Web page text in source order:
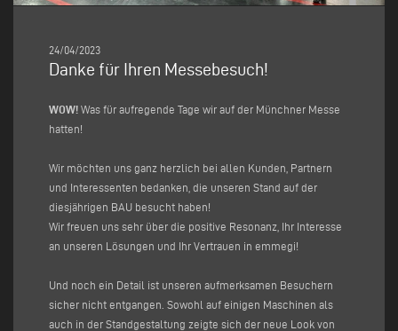
24/04/2023
Danke für Ihren Messebesuch!
WOW! Was für aufregende Tage wir auf der Münchner Messe
hatten!
Wir möchten uns ganz herzlich bei allen Kunden, Partnern
und Interessenten bedanken, die unseren Stand auf der
diesjährigen BAU besucht haben!
Wir freuen uns sehr über die positive Resonanz, Ihr Interesse
an unseren Lösungen und Ihr Vertrauen in emmegi!
Und noch ein Detail ist unseren aufmerksamen Besuchern
sicher nicht entgangen. Sowohl auf einigen Maschinen als
auch in der Standgestaltung zeigte sich der neue Look von